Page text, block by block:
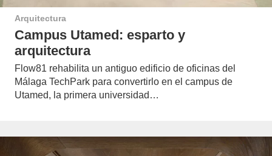
Arquitectura
Campus Utamed: esparto y
arquitectura
Flow81 rehabilita un antiguo edificio de oficinas del
Málaga TechPark para convertirlo en el campus de
Utamed, la primera universidad…